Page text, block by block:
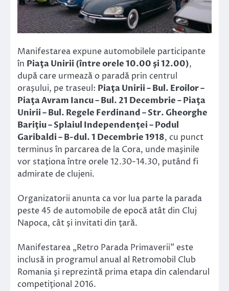
Manifestarea expune automobilele participante
în Piaţa Unirii (între orele 10.00 şi 12.00),
după care urmează o paradă prin centrul
oraşului, pe traseul: Piaţa Unirii – Bul. Eroilor –
Piaţa Avram Iancu – Bul. 21 Decembrie – Piaţa
Unirii – Bul. Regele Ferdinand – Str. Gheorghe
Bariţiu – Splaiul Independenţei – Podul
Garibaldi – B-dul. 1 Decembrie 1918, cu punct
terminus în parcarea de la Cora, unde maşinile
vor staţiona între orele 12.30-14.30, putând fi
admirate de clujeni.
Organizatorii anunta ca vor lua parte la parada
peste 45 de automobile de epocă atât din Cluj
Napoca, cât şi invitati din ţară.
Manifestarea „Retro Parada Primaverii” este
inclusă in programul anual al Retromobil Club
Romania şi reprezintă prima etapa din calendarul
competiţional 2016.